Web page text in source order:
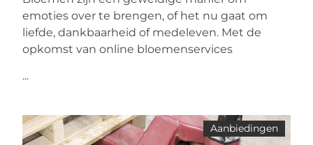
emoties over te brengen, of het nu gaat om
liefde, dankbaarheid of medeleven. Met de
opkomst van online bloemenservices
...
Aanbiedingen